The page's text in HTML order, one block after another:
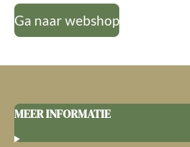
Ga naar webshop
MEER INFORMATIE